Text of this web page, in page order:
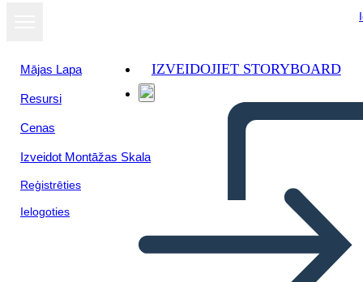
Mājas Lapa
Resursi
Cenas
Izveidot Montāžas Skala
Reģistrēties
Ielogoties
IZVEIDOJIET STORYBOARD
Skatīt kā
slaidrādi